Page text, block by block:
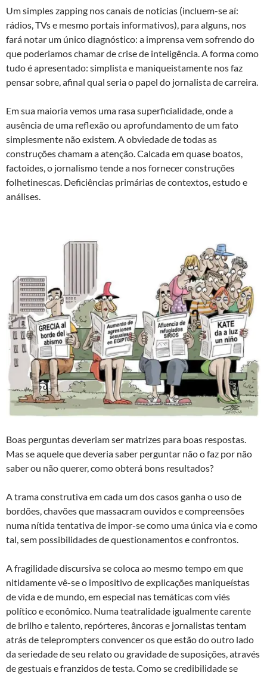
Um simples zapping nos canais de noticias (incluem-se aí:
rádios, TVs e mesmo portais informativos), para alguns, nos
fará notar um único diagnóstico: a imprensa vem sofrendo do
que poderiamos chamar de crise de inteligência. A forma como
tudo é apresentado: simplista e maniqueistamente nos faz
pensar sobre, afinal qual seria o papel do jornalista de carreira.
Em sua maioria vemos uma rasa superficialidade, onde a
ausência de uma reflexão ou aprofundamento de um fato
simplesmente não existem. A obviedade de todas as
construções chamam a atenção. Calcada em quase boatos,
factoides, o jornalismo tende a nos fornecer construções
folhetinescas. Deficiências primárias de contextos, estudo e
análises.
Boas perguntas deveriam ser matrizes para boas respostas.
Mas se aquele que deveria saber perguntar não o faz por não
saber ou não querer, como obterá bons resultados?
A trama construtiva em cada um dos casos ganha o uso de
bordões, chavões que massacram ouvidos e compreensões
numa nítida tentativa de impor-se como uma única via e como
tal, sem possibilidades de questionamentos e confrontos.
A fragilidade discursiva se coloca ao mesmo tempo em que
nitidamente vê-se o impositivo de explicações maniqueístas
de vida e de mundo, em especial nas temáticas com viés
político e econômico. Numa teatralidade igualmente carente
de brilho e talento, repórteres, âncoras e jornalistas tentam
atrás de teleprompters convencer os que estão do outro lado
da seriedade de seu relato ou gravidade de suposições, através
de gestuais e franzidos de testa. Como se credibilidade se